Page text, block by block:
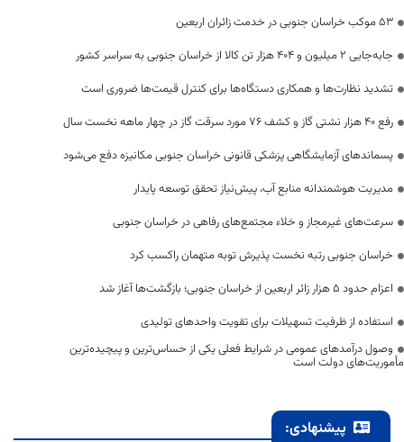
53 موکب خراسان جنوبی در خدمت زائران اربعین
جابه‌جایی 2 میلیون و 404 هزار تن کالا از خراسان جنوبی به سراسر کشور
تشدید نظارت‌ها و همکاری دستگاه‌ها برای کنترل قیمت‌ها ضروری است
رفع 40 هزار نشتی گاز و کشف 76 مورد سرقت گاز در چهار ماهه نخست سال
پسماندهای آزمایشگاهی پزشکی قانونی خراسان جنوبی مکانیزه دفع می‌شود
مدیریت هوشمندانه منابع آب، پیش‌نیاز تحقق توسعه پایدار
سرعت‌های غیرمجاز و خلاء مجتمع‌های رفاهی در خراسان جنوبی
خراسان جنوبی رتبه نخست پذیرش توبه متهمان راکسب کرد
اعزام حدود 5 هزار زائر اربعین از خراسان جنوبی؛ بازگشت‌ها آغاز شد
استفاده از ظرفیت تسهیلات برای تقویت واحدهای تولیدی
وصول درآمدهای عمومی در شرایط فعلی یکی از حساس‌ترین و پیچیده‌ترین
مأموریت‌های دولت است
پیشنهادی: